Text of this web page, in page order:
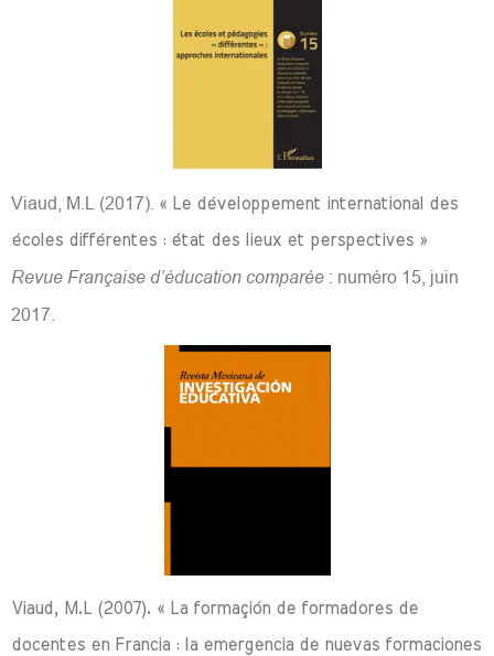
Viaud, M.L (2017). « Le développement international des
écoles différentes : état des lieux et perspectives »
Revue Française d’éducation comparée : numéro 15, juin
2017.
Viaud, M.L (2007). « La formaçión de formadores de
docentes en Francia : la emergencia de nuevas formaciones